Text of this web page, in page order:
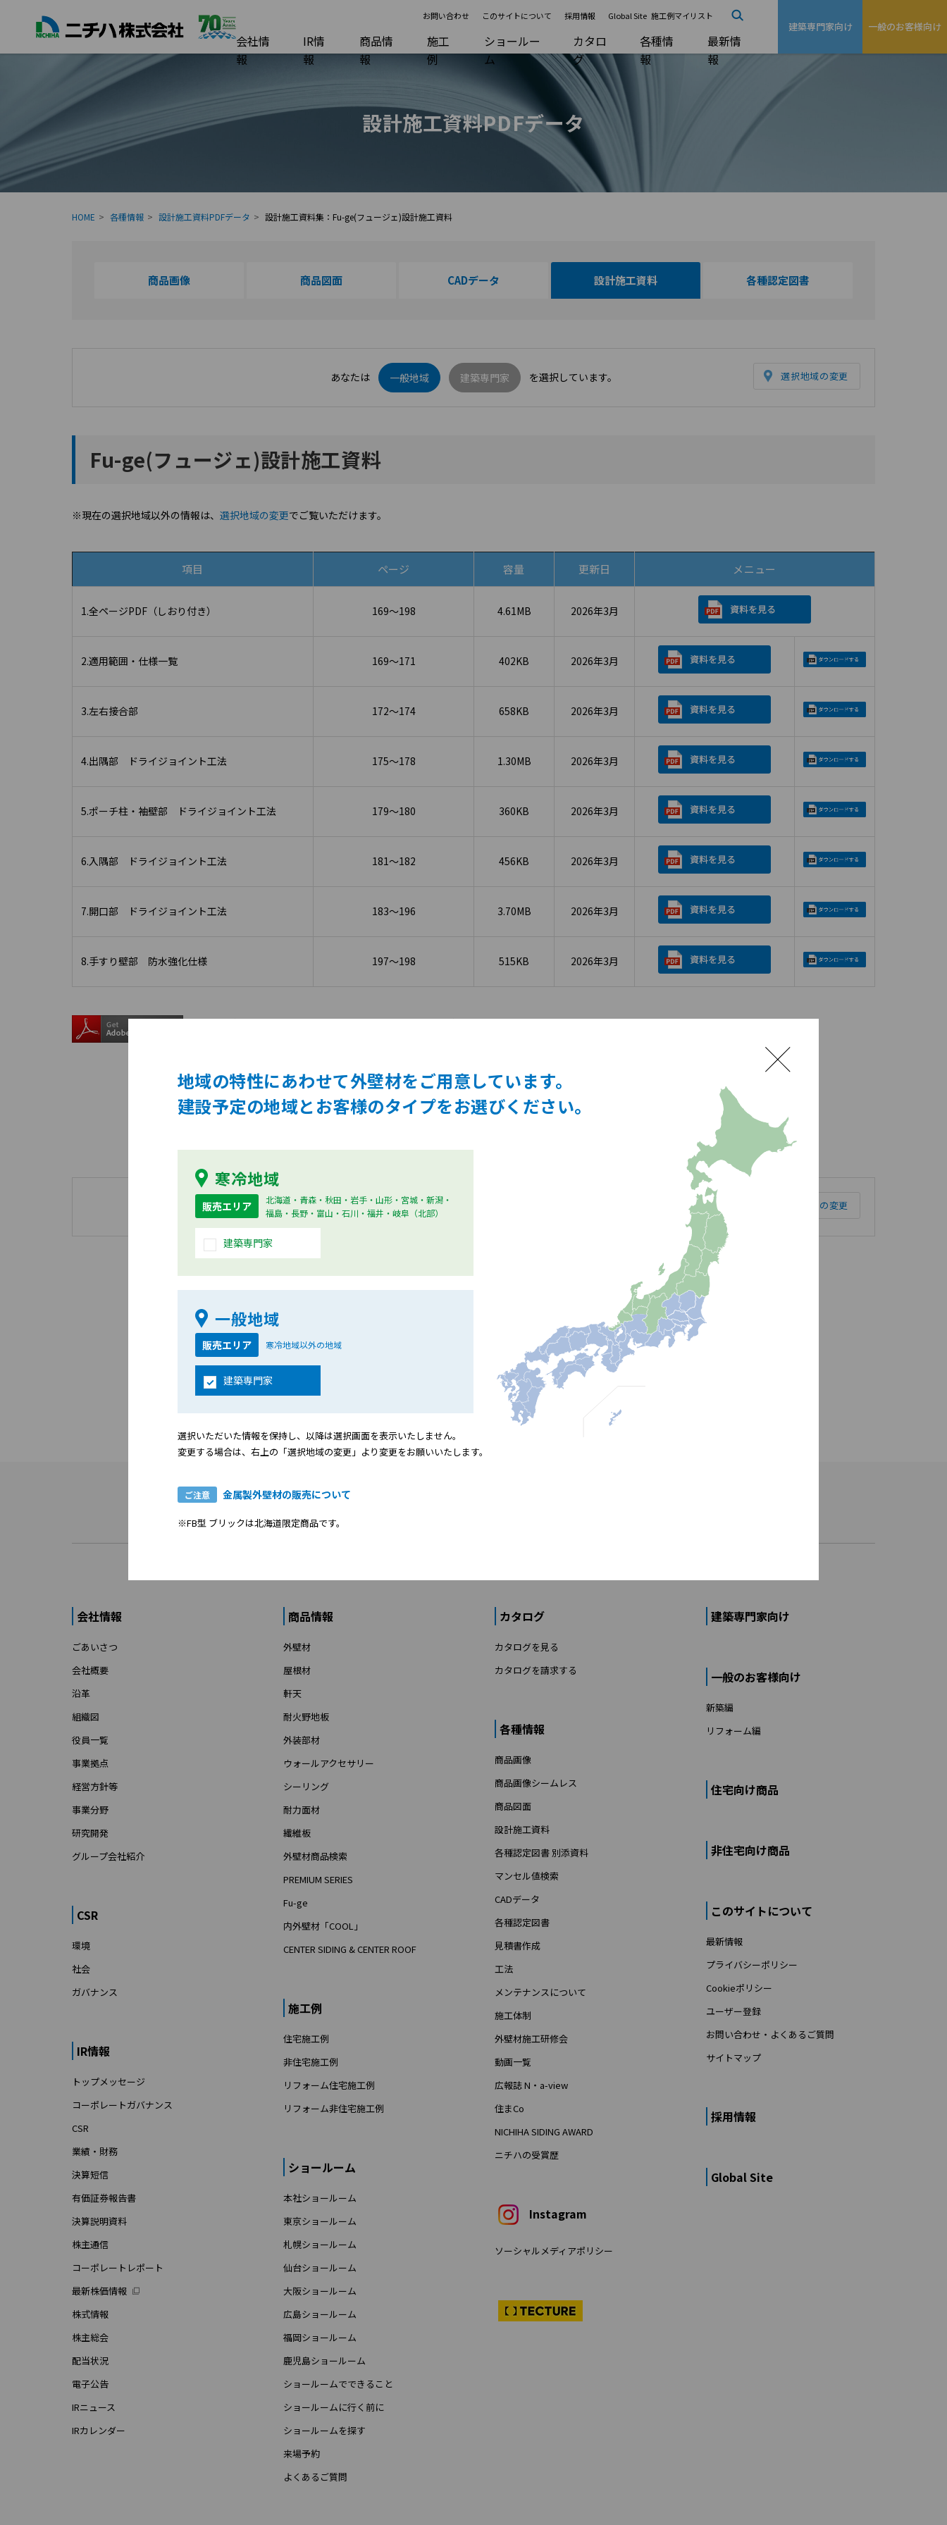
お問い合わせ このサイトについて 採用情報 Global Site 施工例マイリスト
会社情
報
IR情
報
商品情
報
施工
例
ショールー
ム
カタロ
グ
各種情
報
最新情
報
建築専門家向け 一般のお客様向け
設計施工資料PDFデータ
HOME 各種情報 設計施工資料PDFデータ 設計施工資料集：Fu-ge(フュージェ)設計施工資料
商品画像 商品図面 CADデータ 設計施工資料 各種認定図書
あなたは 一般地域 建築専門家 を選択しています。 選択地域の変更
地域の特性にあわせて外壁材をご用意しています。
建設予定の地域とお客様のタイプをお選びください。
寒冷地域
販売エリア
北海道・青森・秋田・岩手・山形・宮城・新潟・
福島・長野・富山・石川・福井・岐阜（北部）
建築専門家
一般地域
販売エリア 寒冷地域以外の地域
建築専門家
選択いただいた情報を保持し、以降は選択画面を表示いたしません。
変更する場合は、右上の「選択地域の変更」より変更をお願いいたします。
ご注意 金属製外壁材の販売について
※FB型 ブリックは北海道限定商品です。
Fu-ge(フュージェ)設計施工資料
※現在の選択地域以外の情報は、 選択地域の変更でご覧いただけます。
項目 ページ 容量 更新日 メニュー
1.全ページPDF（しおり付き） 169～198 4.61MB 2026年3月
2.適用範囲・仕様一覧 169～171 402KB 2026年3月
3.左右接合部 172～174 658KB 2026年3月
4.出隅部 ドライジョイント工法 175～178 1.30MB 2026年3月
5.ポーチ柱・袖壁部 ドライジョイント工法 179～180 360KB 2026年3月
6.入隅部 ドライジョイント工法 181～182 456KB 2026年3月
7.開口部 ドライジョイント工法 183～196 3.70MB 2026年3月
8.手すり壁部 防水強化仕様 197～198 515KB 2026年3月
PDFをご覧になるには、無償のAdobe Acrobat Reader最新版が必要です。
あなたは 一般地域 選択地域の変更
会社情報
ごあいさつ
会社概要
沿革
組織図
役員一覧
事業拠点
経営方針等
事業分野
研究開発
グループ会社紹介
CSR
環境
社会
ガバナンス
IR情報
トップメッセージ
コーポレートガバナンス
CSR
業績・財務
決算短信
有価証券報告書
決算説明資料
株主通信
コーポレートレポート
最新株価情報
株式情報
株主総会
配当状況
電子公告
IRニュース
IRカレンダー
商品情報
外壁材
屋根材
軒天
耐火野地板
外装部材
ウォールアクセサリー
シーリング
耐力面材
繊維板
外壁材商品検索
PREMIUM SERIES
Fu-ge
内外壁材「COOL」
CENTER SIDING & CENTER ROOF
施工例
住宅施工例
非住宅施工例
リフォーム住宅施工例
リフォーム非住宅施工例
ショールーム
本社ショールーム
東京ショールーム
札幌ショールーム
仙台ショールーム
大阪ショールーム
広島ショールーム
福岡ショールーム
鹿児島ショールーム
ショールームでできること
ショールームに行く前に
ショールームを探す
来場予約
よくあるご質問
カタログ
カタログを見る
カタログを請求する
各種情報
商品画像
商品画像シームレス
商品図面
設計施工資料
各種認定図書 別添資料
マンセル値検索
CADデータ
各種認定図書
見積書作成
工法
メンテナンスについて
施工体制
外壁材施工研修会
動画一覧
広報誌 N・a-view
住まCo
NICHIHA SIDING AWARD
ニチハの受賞歴
Instagram
ソーシャルメディアポリシー
建築専門家向け
一般のお客様向け
新築編
リフォーム編
住宅向け商品
非住宅向け商品
このサイトについて
最新情報
プライバシーポリシー
Cookieポリシー
ユーザー登録
お問い合わせ・よくあるご質問
サイトマップ
採用情報
Global Site